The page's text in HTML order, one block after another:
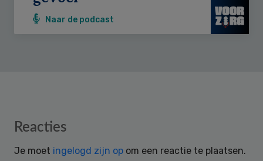
Naar de podcast
Reader
Reacties
Je moet ingelogd zijn op om een reactie te plaatsen.